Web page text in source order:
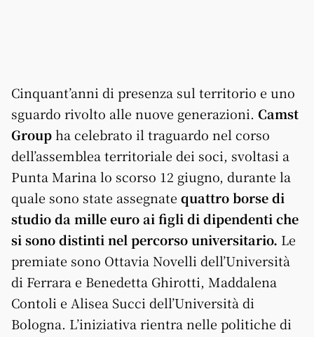
Cinquant’anni di presenza sul territorio e uno
sguardo rivolto alle nuove generazioni. Camst
Groupha celebrato il traguardo nel corso
dell’assemblea territoriale dei soci, svoltasi a
Punta Marina lo scorso 12 giugno, durante la
quale sono state assegnate quattro borse di
studio da mille euro ai figli di dipendenti che
si sono distinti nel percorso universitario. Le
premiate sono Ottavia Novelli dell’Università
di Ferrara e Benedetta Ghirotti, Maddalena
Contoli e Alisea Succi dell’Università di
Bologna. L’iniziativa rientra nelle politiche di